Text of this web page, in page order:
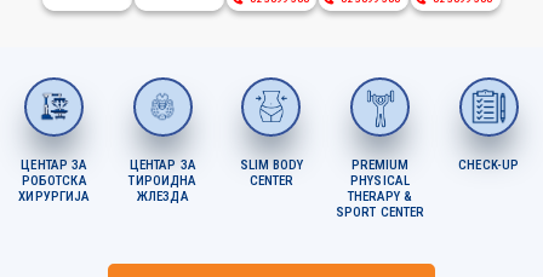
ЦЕНТАР ЗА
РОБОТСКА
ХИРУРГИЈА
ЦЕНТАР ЗА
ТИРОИДНА
ЖЛЕЗДА
SLIM BODY
CENTER
PREMIUM
PHYSICAL
THERAPY &
SPORT CENTER
CHECK-UP